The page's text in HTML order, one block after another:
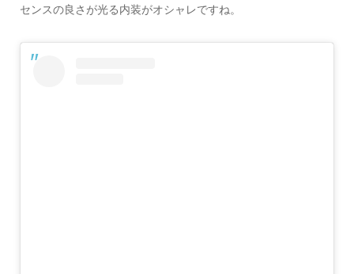
センスの良さが光る内装がオシャレですね。